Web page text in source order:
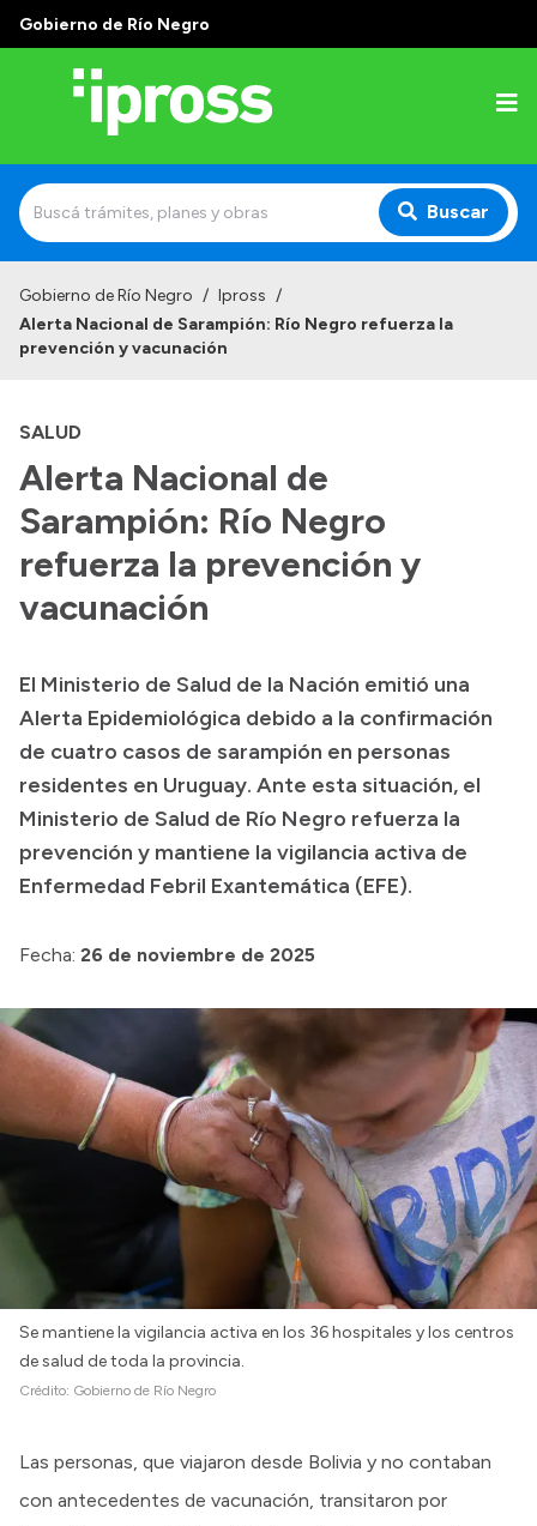
Gobierno de Río Negro
Buscar
Institucional
Autoridades
Delegaciones
Consultorios Propios
Presentación CV
Licitaciones
Consulta de expedientes
Gobierno de Río Negro / Ipross /
Alerta Nacional de Sarampión: Río Negro refuerza la
prevención y vacunación
SALUD
Alerta Nacional de
Sarampión: Río Negro
refuerza la prevención y
vacunación
El Ministerio de Salud de la Nación emitió una
Alerta Epidemiológica debido a la confirmación
de cuatro casos de sarampión en personas
residentes en Uruguay. Ante esta situación, el
Ministerio de Salud de Río Negro refuerza la
prevención y mantiene la vigilancia activa de
Enfermedad Febril Exantemática (EFE).
Fecha: 26 de noviembre de 2025
Se mantiene la vigilancia activa en los 36 hospitales y los centros
de salud de toda la provincia.
Crédito: Gobierno de Río Negro
Las personas, que viajaron desde Bolivia y no contaban
con antecedentes de vacunación, transitaron por